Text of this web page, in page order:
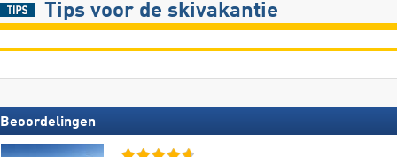
Tips voor de skivakantie
Beoordelingen